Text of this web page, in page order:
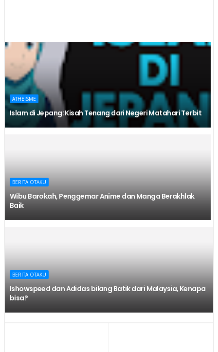
ATHEISME
Islam di Jepang: Kisah Tenang dari Negeri Matahari Terbit
BERITA OTAKU
Wibu Barokah, Penggemar Anime dan Manga Berakhlak
Baik
BERITA OTAKU
Ishowspeed dan Adidas bilang Batik dari Malaysia, Kenapa
bisa?